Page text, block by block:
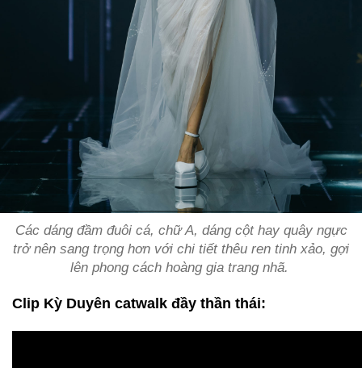
Các dáng đầm đuôi cá, chữ A, dáng cột hay quây ngực
trở nên sang trọng hơn với chi tiết thêu ren tinh xảo, gợi
lên phong cách hoàng gia trang nhã.
Clip Kỳ Duyên catwalk đầy thần thái: